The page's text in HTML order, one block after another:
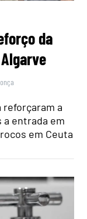
da
a
entrada em
em Ceuta